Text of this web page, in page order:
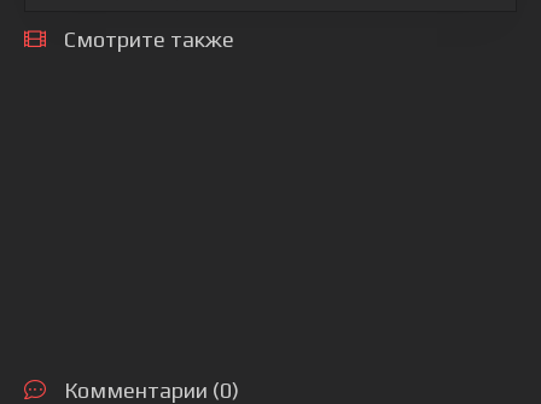
Смотрите также
Комментарии (0)